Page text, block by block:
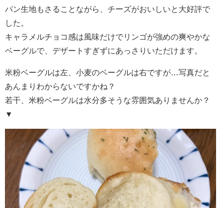
パン生地もさることながら、チーズがおいしいと大好評で
した。
キャラメルチョコ感は風味だけでリンゴが強めの爽やかな
ベーグルで、デザートすぎずにあっさりいただけます。
米粉ベーグルは左、小麦のベーグルは右ですが…写真だと
あんまりわからないですかね？
若干、米粉ベーグルは水分多そうな雰囲気ありませんか？
▼